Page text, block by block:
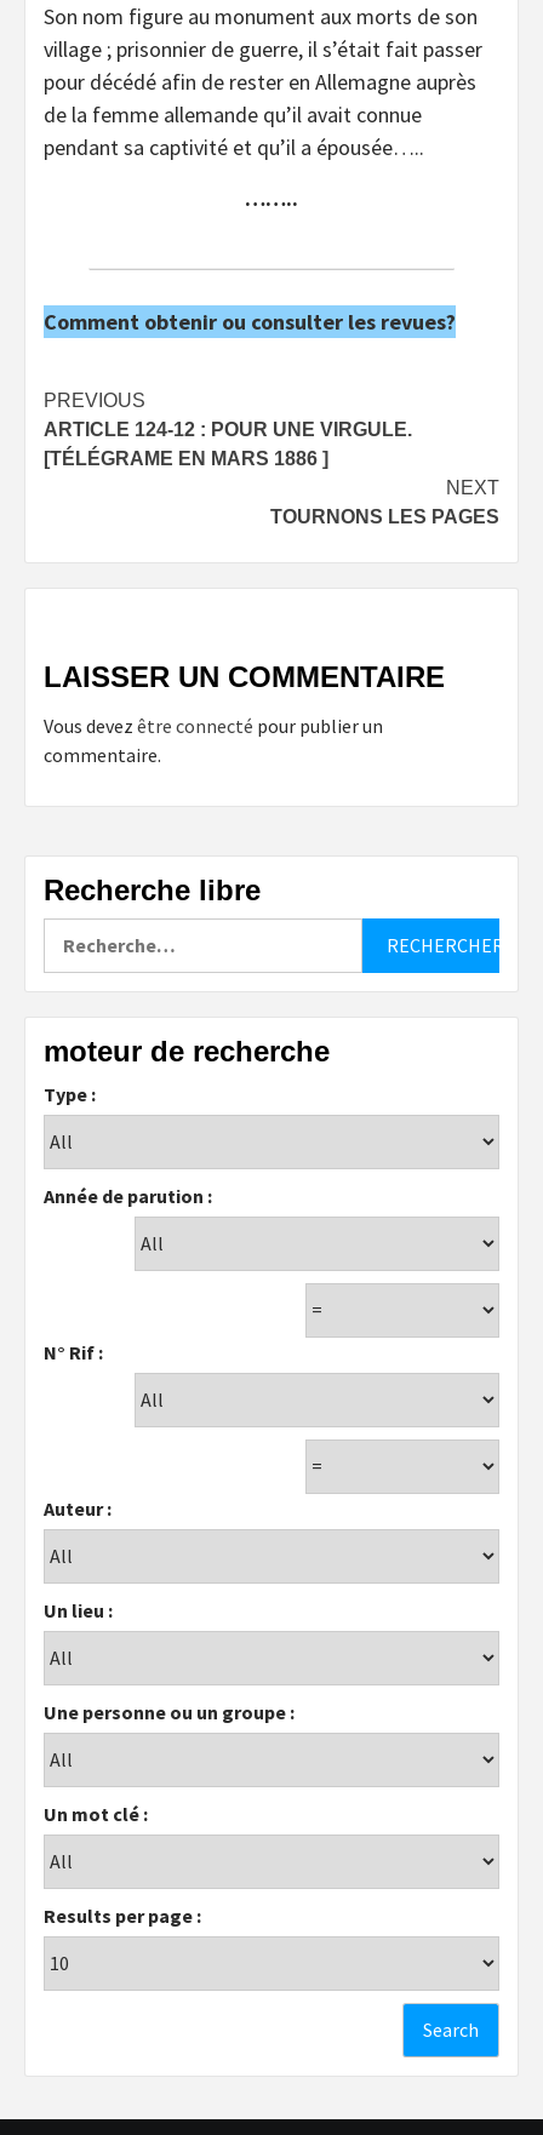
Son nom figure au monument aux morts de son
village ; prisonnier de guerre, il s’était fait passer
pour décédé afin de rester en Allemagne auprès
de la femme allemande qu’il avait connue
pendant sa captivité et qu’il a épousée…..
……..
Comment obtenir ou consulter les revues?
Post
navigation
PREVIOUS
ARTICLE 124-12 : POUR UNE VIRGULE.
[TÉLÉGRAME EN MARS 1886 ]
NEXT
TOURNONS LES PAGES
LAISSER UN COMMENTAIRE
Vous devez être connecté pour publier un
commentaire.
Recherche libre
moteur de recherche
Type :
Année de parution :
N° Rif :
Auteur :
Un lieu :
Une personne ou un groupe :
Un mot clé :
Results per page :